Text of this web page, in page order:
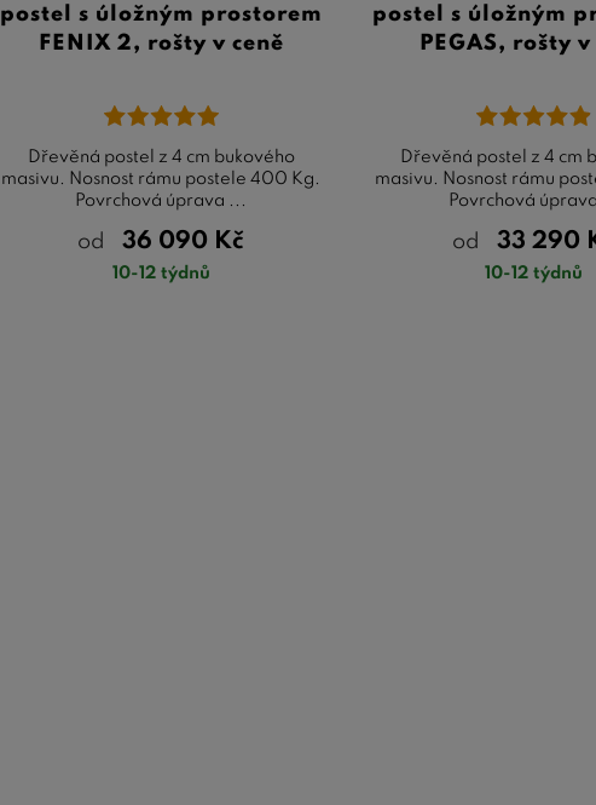
postel s úložným prostorem
FENIX 2, rošty v ceně
Dřevěná postel z 4 cm bukového
masivu. Nosnost rámu postele 400 Kg.
Povrchová úprava ...
od 36 090 Kč
10-12 týdnů
postel s úložným
PEGAS, rošty v
Dřevěná postel z 4 cm
masivu. Nosnost rámu
Povrchová
od 33 290
10-12 týdnů